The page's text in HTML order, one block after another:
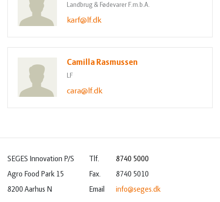
Landbrug & Fødevarer F.m.b.A.
karf@lf.dk
Camilla Rasmussen
LF
cara@lf.dk
SEGES Innovation P/S
Agro Food Park 15
8200 Aarhus N
Tlf.
8740 5000
Fax.
8740 5010
Email
info@seges.dk